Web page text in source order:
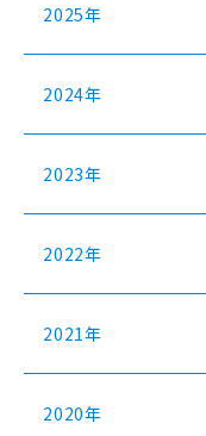
2025年
2024年
2023年
2022年
2021年
2020年